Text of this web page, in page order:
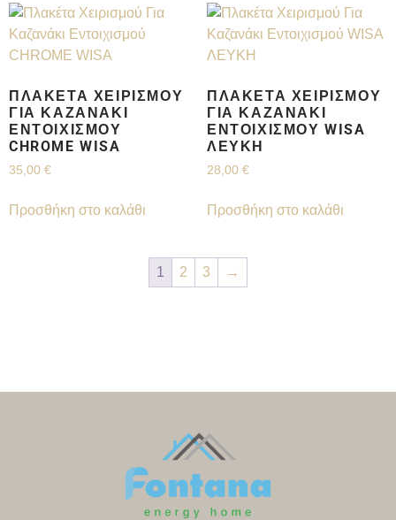
ΠΛΑΚΈΤΑ ΧΕΙΡΙΣΜΟΎ
ΓΙΑ ΚΑΖΑΝΆΚΙ
ΕΝΤΟΙΧΙΣΜΟΎ
CHROME WISA
35,00 €
Προσθήκη στο καλάθι
ΠΛΑΚΈΤΑ ΧΕΙΡΙΣΜΟΎ
ΓΙΑ ΚΑΖΑΝΆΚΙ
ΕΝΤΟΙΧΙΣΜΟΎ WISA
ΛΕΥΚΗ
28,00 €
Προσθήκη στο καλάθι
1 2 3 →